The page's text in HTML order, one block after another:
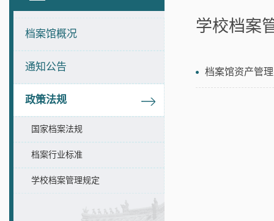
档案馆概况
通知公告
政策法规
国家档案法规
档案行业标准
学校档案管理规定
学校档案
档案馆资产管